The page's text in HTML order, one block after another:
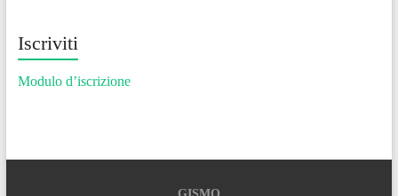
Iscriviti
Modulo d’iscrizione